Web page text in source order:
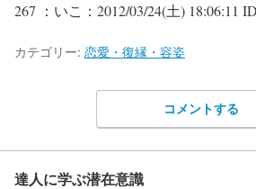
267 ：いこ：2012/03/24(土) 18:06:11
カテゴリー: 恋愛・復縁・容姿
コメントする
達人に学ぶ潜在意識